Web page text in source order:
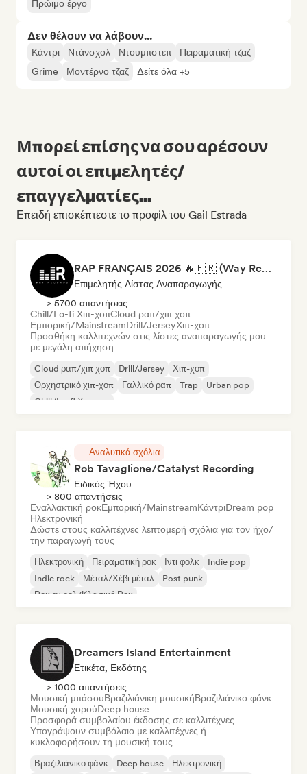
Πρώιμο έργο
Δεν θέλουν να λάβουν...
Κάντρι Ντάνσχολ Ντουμπστεπ
Πειραματική τζαζ
Grime
Μοντέρνο τζαζ Δείτε όλα +5
Μπορεί επίσης να σου αρέσουν
αυτοί οι επιμελητές/
επαγγελματίες...
Επειδή επισκέπτεστε το προφίλ του Gail Estrada
RAP FRANÇAIS 2026 🔥🇫🇷 (Way Records)
Επιμελητής Λίστας Αναπαραγωγής
> 5700 απαντήσεις
Chill/Lo-fi Χιπ-χοπCloud ραπ/χιπ χοπ
Εμπορική/MainstreamDrill/JerseyΧιπ-χοπ
Προσθήκη καλλιτεχνών στις λίστες αναπαραγωγής μου
με μεγάλη απήχηση
Cloud ραπ/χιπ χοπ Drill/Jersey
Χιπ-χοπ
Ορχηστρικό χιπ-χοπ
Γαλλικό ραπ Trap
Urban pop
Chill/Lo-fi Χιπ-χοπ
Αναλυτικά σχόλια
Rob Tavaglione/Catalyst Recording
Ειδικός Ήχου
> 800 απαντήσεις
Εναλλακτική ροκΕμπορική/MainstreamΚάντριDream pop
Ηλεκτρονική
Δώστε στους καλλιτέχνες λεπτομερή σχόλια για τον ήχο/
την παραγωγή τους
Ηλεκτρονική Πειραματική ροκ Ιντι φολκ
Indie pop
Indie rock
Μέταλ/Χέβι μέταλ
Post punk
Ροκ εν ρολ/Κλασικό Ροκ
Dreamers Island Entertainment
Ετικέτα, Εκδότης
> 1000 απαντήσεις
Μουσική μπάσουΒραζιλιάνικη μουσικήΒραζιλιάνικο φάνκ
Μουσική χορούDeep house
Προσφορά συμβολαίου έκδοσης σε καλλιτέχνες
Υπογράψουν συμβόλαιο με καλλιτέχνες ή
κυκλοφορήσουν τη μουσική τους
Βραζιλιάνικο φάνκ Deep house
Ηλεκτρονική